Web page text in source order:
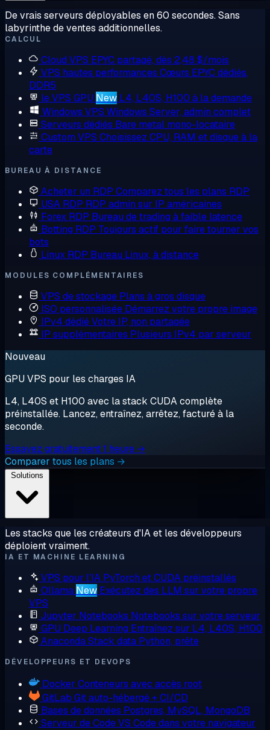
De vrais serveurs déployables en 60 secondes. Sans
labyrinthe de ventes additionnelles.
CALCUL
Cloud VPS EPYC partagé, dès 2,48 $/mois
VPS hautes performances Cœurs EPYC dédiés,
DDR5
le VPS GPU New L4, L40S, H100 à la demande
Windows VPS Windows Server, admin complet
Serveurs dédiés Bare metal mono-locataire
Custom VPS Choisissez CPU, RAM et disque à la
carte
BUREAU À DISTANCE
Acheter un RDP Comparez tous les plans RDP
USA RDP RDP admin sur IP américaines
Forex RDP Bureau de trading à faible latence
Botting RDP Toujours actif pour faire tourner vos
bots
Linux RDP Bureau Linux, à distance
MODULES COMPLÉMENTAIRES
VPS de stockage Plans à gros disque
ISO personnalisée Démarrez votre propre image
IPv4 dédiéVotre IP, non partagée
IP supplémentaires Plusieurs IPv4 par serveur
Nouveau
GPU VPS pour les charges IA
L4, L40S et H100 avec la stack CUDA complète
préinstallée. Lancez, entraînez, arrêtez, facturé à la
seconde.
Essayez gratuitement 1 heure →
Comparer tous les plans →
Les stacks que les créateurs d'IA et les développeurs
déploient vraiment.
IA ET MACHINE LEARNING
VPS pour l'IA PyTorch et CUDA préinstallés
Ollama New Exécutez des LLM sur votre propre
VPS
Jupyter Notebooks Notebooks sur votre serveur
GPU Deep Learning Entraînez sur L4, L40S, H100
AnacondaStack data Python, prête
DÉVELOPPEURS ET DEVOPS
Docker Conteneurs avec accès root
GitLab Git auto-hébergé + CI/CD
Bases de données Postgres, MySQL, MongoDB
Serveur de CodeVS Code dans votre navigateur